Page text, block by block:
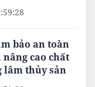
bảo an toàn
cao chất
lâm thủy sản